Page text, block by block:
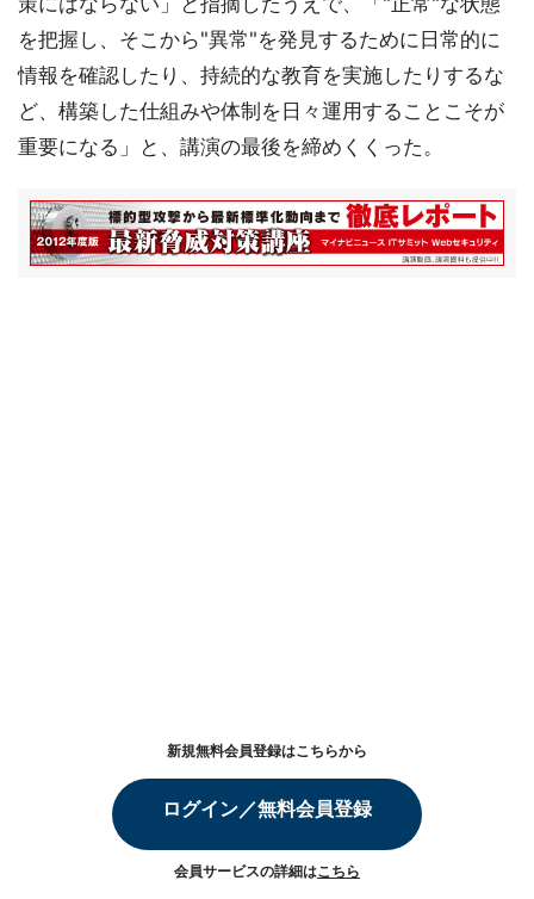
を把握し、そこから"異常"を発見するために日常的に
情報を確認したり、持続的な教育を実施したりするな
ど、構築した仕組みや体制を日々運用することこそが
重要になる」と、講演の最後を締めくくった。
新規無料会員登録はこちらから
ログイン／無料会員登録
会員サービスの詳細はこちら